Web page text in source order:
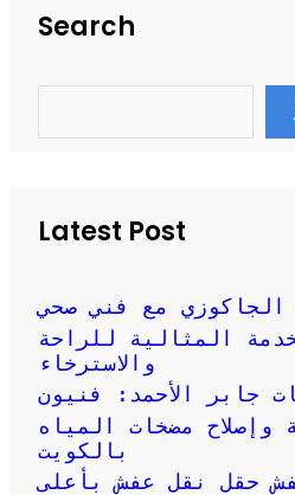
Search
Latest Post
الجاكوزي مع فني صحي
المثالية للراحة
والاسترخاء
جابر الأحمد: فنيون
وإصلاح مضخات المياه
بالكويت
حقل نقل عفش بأعلى